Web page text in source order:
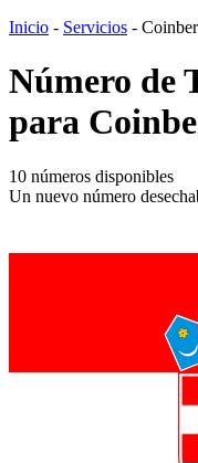
Inicio - Servicios -
Número de
para
10 números disponibles
Un nuevo número